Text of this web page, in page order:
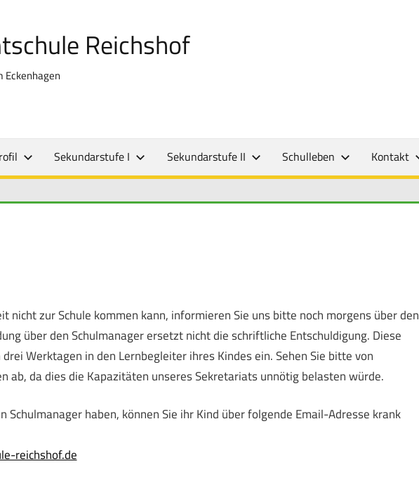
Reichshof
Eckenhagen
Sekundarstufe I Sekundarstufe II Schulleben Kontakt
nicht zur Schule kommen kann, informieren Sie uns bitte noch morgens über den
über den Schulmanager ersetzt nicht die schriftliche Entschuldigung. Diese
Werktagen in den Lernbegleiter ihres Kindes ein. Sehen Sie bitte von
ab, da dies die Kapazitäten unseres Sekretariats unnötig belasten würde.
Schulmanager haben, können Sie ihr Kind über folgende Email-Adresse krank
reichshof.de